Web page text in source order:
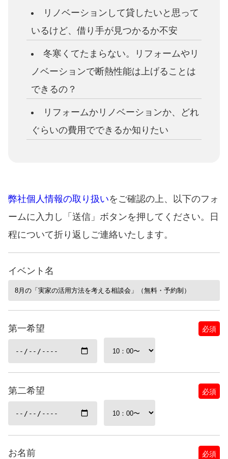
リノベーションして貸したいと思って
いるけど、借り手が見つかるか不安
冬寒くてたまらない。リフォームやリ
ノベーションで断熱性能は上げることは
できるの？
リフォームかリノベーションか、どれ
ぐらいの費用でできるか知りたい
弊社個人情報の取り扱いをご確認の上、以下のフォ
ームに入力し「送信」ボタンを押してください。日
程について折り返しご連絡いたします。
イベント名
第一希望 必須
第二希望 必須
お名前 必須